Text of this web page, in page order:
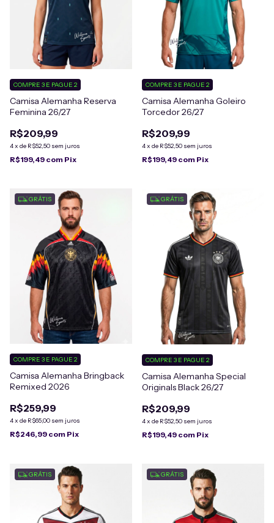
Camisa Alemanha Reserva
Feminina 26/27
R$209,99
4x de R$52,50 sem juros
COMPRE 3 E PAGUE 2
R$199,49 com Pix
Camisa Alemanha Goleiro
Torcedor 26/27
R$209,99
4x de R$52,50 sem juros
COMPRE 3 E PAGUE 2
R$199,49 com Pix
GRÁTIS
Camisa Alemanha Bringback
Remixed 2026
R$259,99
4x de R$65,00 sem juros
COMPRE 3 E PAGUE 2
R$246,99 com Pix
GRÁTIS
Camisa Alemanha Special
Originals Black 26/27
R$209,99
4x de R$52,50 sem juros
COMPRE 3 E PAGUE 2
R$199,49 com Pix
GRÁTIS GRÁTIS